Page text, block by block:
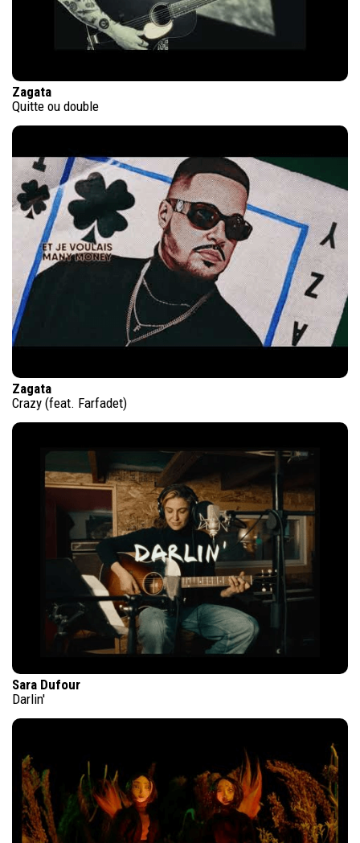
Zagata
Quitte ou double
Zagata
Crazy (feat. Farfadet)
Sara Dufour
Darlin'